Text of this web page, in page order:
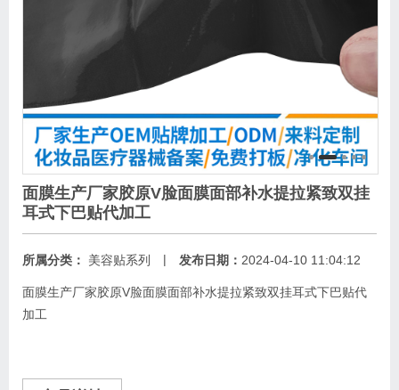
面膜生产厂家胶原V脸面膜面部补水提拉紧致双挂
耳式下巴贴代加工
所属分类： 美容贴系列 | 发布日期： 2024-04-10 11:04:12
面膜生产厂家胶原V脸面膜面部补水提拉紧致双挂耳式下巴贴代
加工